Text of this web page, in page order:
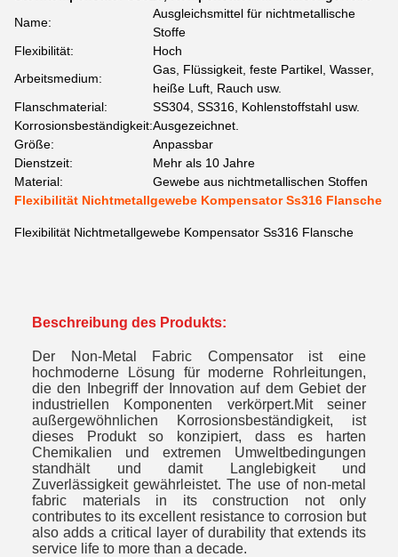
Name:
Ausgleichsmittel für nichtmetallische
Stoffe
Flexibilität:
Hoch
Arbeitsmedium:
Gas, Flüssigkeit, feste Partikel, Wasser,
heiße Luft, Rauch usw.
Flanschmaterial:
SS304, SS316, Kohlenstoffstahl usw.
Korrosionsbeständigkeit:Ausgezeichnet.
Größe:
Anpassbar
Dienstzeit:
Mehr als 10 Jahre
Material:
Gewebe aus nichtmetallischen Stoffen
Flexibilität Nichtmetallgewebe Kompensator Ss316 Flansche
Flexibilität Nichtmetallgewebe Kompensator Ss316 Flansche
Beschreibung des Produkts:
Der Non-Metal Fabric Compensator ist eine
hochmoderne Lösung für moderne Rohrleitungen,
die den Inbegriff der Innovation auf dem Gebiet der
industriellen Komponenten verkörpert.Mit seiner
außergewöhnlichen Korrosionsbeständigkeit, ist
dieses Produkt so konzipiert, dass es harten
Chemikalien und extremen Umweltbedingungen
standhält und damit Langlebigkeit und
Zuverlässigkeit gewährleistet. The use of non-metal
fabric materials in its construction not only
contributes to its excellent resistance to corrosion but
also adds a critical layer of durability that extends its
service life to more than a decade.